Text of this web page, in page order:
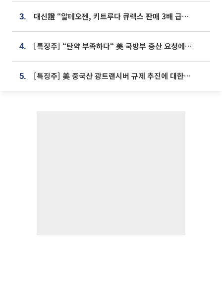
3. 대신證 “알테오젠, 키트루다 큐렉스 판매 3배 급증…목표가 41만원 상향”
4. [특징주] “탄약 부족하다“ 美 국방부 증산 요청에⋯국내 방산주 급등세
5. [특징주] 美 중국산 광트랜시버 규제 추진에 대한광통신 등 광통신株 강세